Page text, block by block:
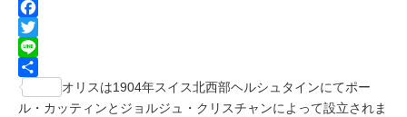
Facebook
Twitter
Line
共
有
オリスは1904年スイス北西部ヘルシュタインにてポー
ル・カッティンとジョルジュ・クリスチャンによって設立されま